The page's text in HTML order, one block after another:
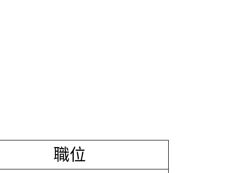
職位